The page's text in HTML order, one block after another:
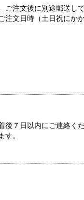
注文後に別途郵送して
注文日時（土日祝にか
後７日以内にご連絡く
す。